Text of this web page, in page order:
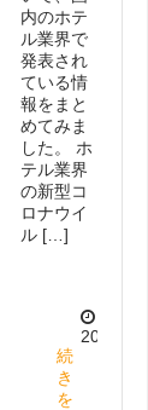
内のホテ
ル業界で
発表され
ている情
報をまと
めてみま
した。 ホ
テル業界
の新型コ
ロナウイ
ル […]
2020.7.2
続
き
を